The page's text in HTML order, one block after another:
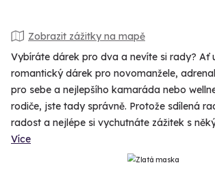
Zobrazit zážitky na mapě
Vybíráte dárek pro dva a nevíte si rady? Ať
romantický dárek pro novomanžele,
pro sebe a nejlepšího kamaráda nebo
rodiče, jste tady správně. Protože sdílená
radost a nejlépe si vychutnáte zážitek s
Více